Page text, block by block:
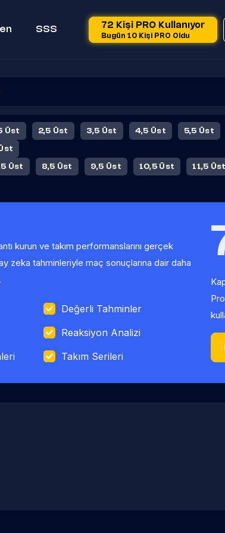
SSS 72 Kişi PRO Kullanıyor
Bugün 10 Kişi PRO Oldu
Üst 2,5 Üst 3,5 Üst 4,5 Üst 5,5 Üst
Üst 8,5 Üst 9,5 Üst 10,5 Üst 11,5 Üst
kurun ve takım performanslarını gerçek
zeka tahminleriyle maç sonuçlarına dair daha
Değerli Tahminler
Reaksiyon Analizi
Takım Serileri